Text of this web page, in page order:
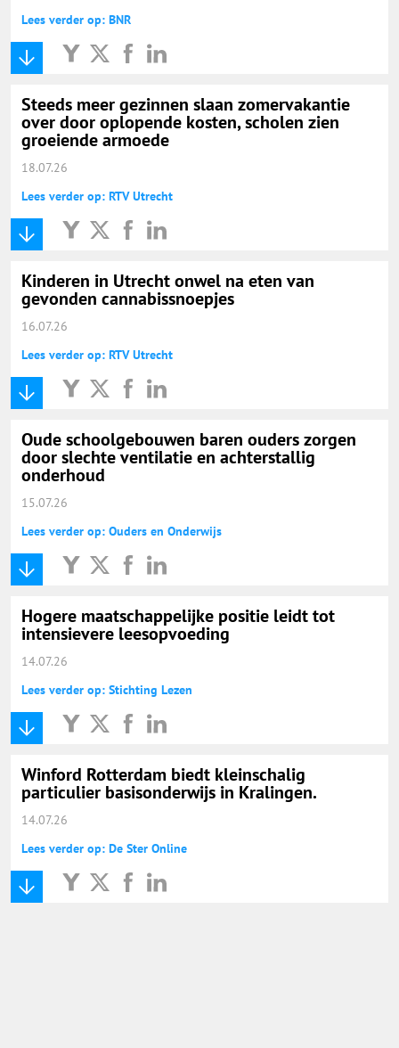
Lees verder op: BNR
Steeds meer gezinnen slaan zomervakantie
over door oplopende kosten, scholen zien
groeiende armoede
18.07.26
Lees verder op: RTV Utrecht
Kinderen in Utrecht onwel na eten van
gevonden cannabissnoepjes
16.07.26
Lees verder op: RTV Utrecht
Oude schoolgebouwen baren ouders zorgen
door slechte ventilatie en achterstallig
onderhoud
15.07.26
Lees verder op: Ouders en Onderwijs
Hogere maatschappelijke positie leidt tot
intensievere leesopvoeding
14.07.26
Lees verder op: Stichting Lezen
Winford Rotterdam biedt kleinschalig
particulier basisonderwijs in Kralingen.
14.07.26
Lees verder op: De Ster Online